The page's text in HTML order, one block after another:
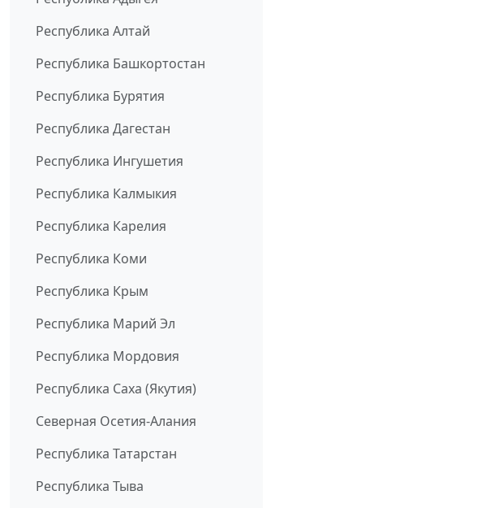
Республика Алтай
Республика Башкортостан
Республика Бурятия
Республика Дагестан
Республика Ингушетия
Республика Калмыкия
Республика Карелия
Республика Коми
Республика Крым
Республика Марий Эл
Республика Мордовия
Республика Саха (Якутия)
Северная Осетия-Алания
Республика Татарстан
Республика Тыва